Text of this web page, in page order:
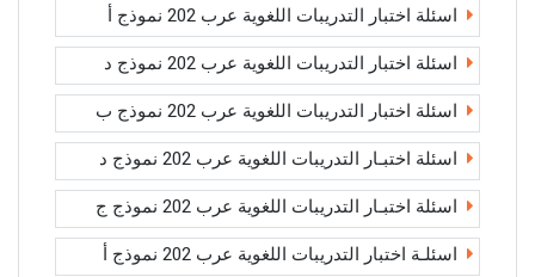
اسئلة اختبار التدريبات اللغوية عرب 202 نموذج أ
اسئلة اختبار التدريبات اللغوية عرب 202 نموذج د
اسئلة اختبار التدريبات اللغوية عرب 202 نموذج ب
اسئلة اختبـار التدريبات اللغوية عرب 202 نموذج د
اسئلة اختبـار التدريبات اللغوية عرب 202 نموذج ج
اسئلـة اختبار التدريبات اللغوية عرب 202 نموذج أ